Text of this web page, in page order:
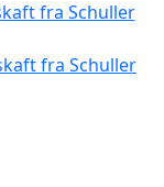
fra Schuller